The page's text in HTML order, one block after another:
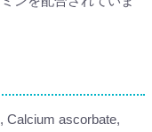
Calcium ascorbate,